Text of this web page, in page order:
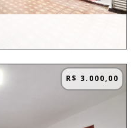
R$ 3.000,00